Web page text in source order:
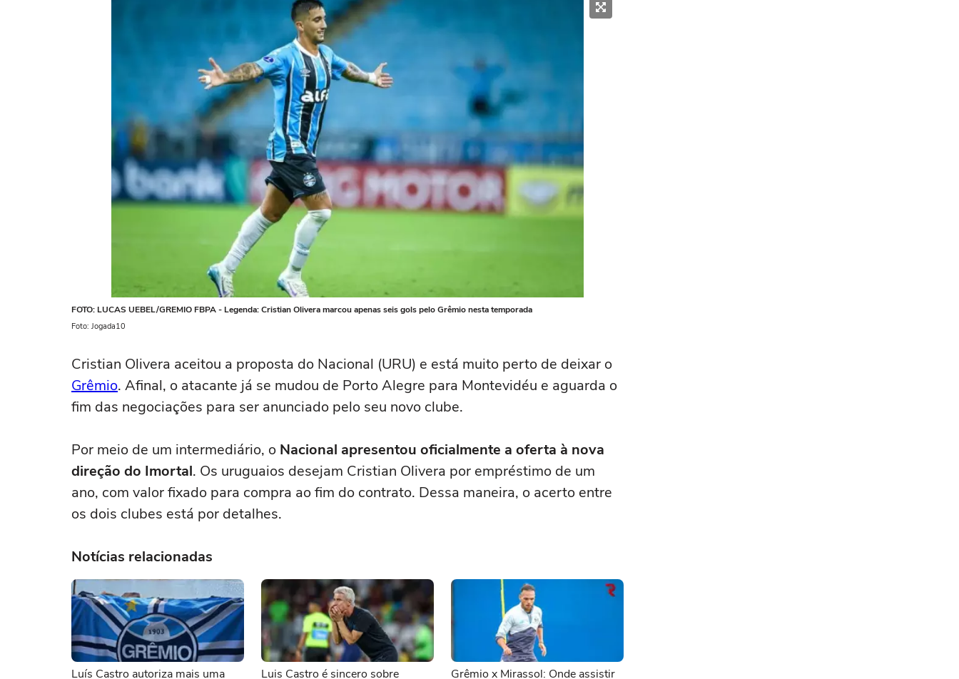
FOTO: LUCAS UEBEL/GREMIO FBPA - Legenda: Cristian Olivera marcou apenas seis gols pelo Grêmio nesta temporada
Foto: Jogada10
Cristian Olivera aceitou a proposta do Nacional (URU) e está muito perto de deixar o
Grêmio. Afinal, o atacante já se mudou de Porto Alegre para Montevidéu e aguarda o
fim das negociações para ser anunciado pelo seu novo clube.
Por meio de um intermediário, o Nacional apresentou oficialmente a oferta à nova
direção do Imortal. Os uruguaios desejam Cristian Olivera por empréstimo de um
ano, com valor fixado para compra ao fim do contrato. Dessa maneira, o acerto entre
os dois clubes está por detalhes.
Notícias relacionadas
Luís Castro autoriza mais uma
Luis Castro é sincero sobre
Grêmio x Mirassol: Onde assistir